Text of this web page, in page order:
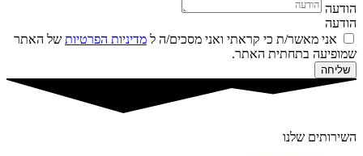
הודעה
הודעה
אני מאשר/ת כי קראתי ואני מסכים/ה ל מדיניות הפרטיות של האתר
שמופיעה בתחתית האתר.
שליחה
השירותים שלנו